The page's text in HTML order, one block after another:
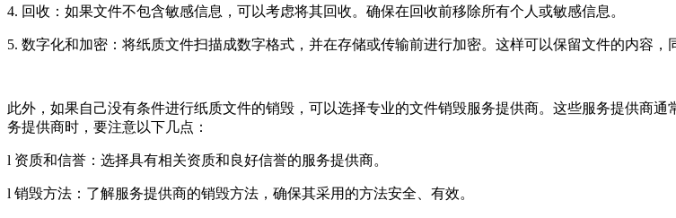
4. 回收：如果文件不包含敏感信息，可以考虑将其回收。确保在回收前移除所有个人或敏感信息。
5. 数字化和加密：将纸质文件扫描成数字格式，并在存储或传输前进行加密。这样可以保留文件的内容，
此外，如果自己没有条件进行纸质文件的销毁，可以选择专业的文件销毁服务提供商。这些服务提供商
务提供商时，要注意以下几点：
l 资质和信誉：选择具有相关资质和良好信誉的服务提供商。
l 销毁方法：了解服务提供商的销毁方法，确保其采用的方法安全、有效。